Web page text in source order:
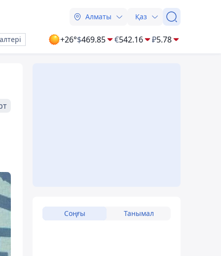
Алматы Қаз
+26°$469.85 €542.16 ₽5.78
Соңғы Танымал